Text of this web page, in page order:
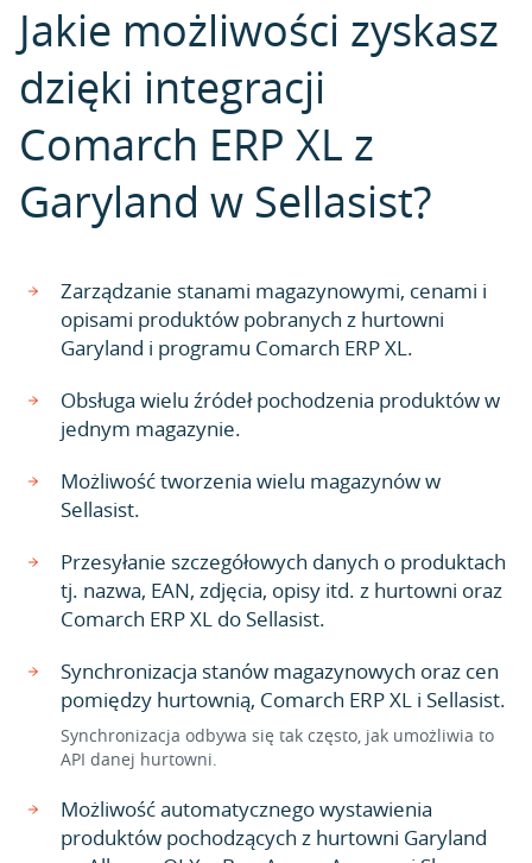
Jakie możliwości zyskasz
dzięki integracji
Comarch ERP XL z
Garyland w Sellasist?
Zarządzanie stanami magazynowymi, cenami i
opisami produktów pobranych z hurtowni
Garyland i programu Comarch ERP XL.
Obsługa wielu źródeł pochodzenia produktów w
jednym magazynie.
Możliwość tworzenia wielu magazynów w
Sellasist.
Przesyłanie szczegółowych danych o produktach
tj. nazwa, EAN, zdjęcia, opisy itd. z hurtowni oraz
Comarch ERP XL do Sellasist.
Synchronizacja stanów magazynowych oraz cen
pomiędzy hurtownią, Comarch ERP XL i Sellasist.
Synchronizacja odbywa się tak często, jak umożliwia to
API danej hurtowni.
Możliwość automatycznego wystawienia
produktów pochodzących z hurtowni Garyland